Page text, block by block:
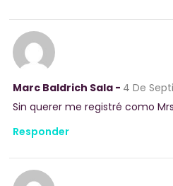
Marc Baldrich Sala - 4 De
Sin querer me registré como
Responder